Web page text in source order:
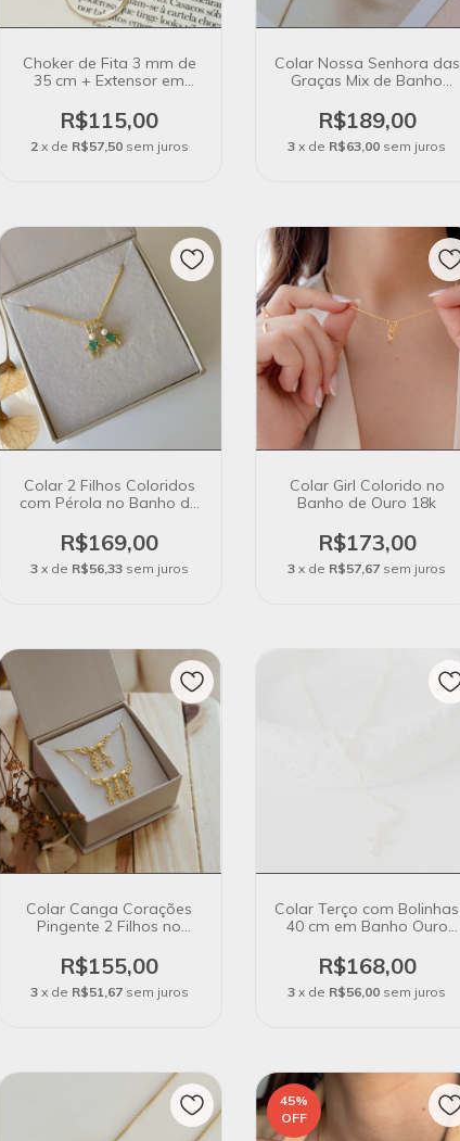
Choker de Fita 3 mm de
35 cm + Extensor em
R$115,00
2 x de R$57,50 sem juros
Colar Nossa Senhora das
Graças Mix de Banho
R$189,00
3 x de R$63,00 sem juros
Colar 2 Filhos Coloridos
com Pérola no Banho de
R$169,00
3 x de R$56,33 sem juros
Colar Girl Colorido no
Banho de Ouro 18k
R$173,00
3 x de R$57,67 sem juros
Colar Canga Corações
Pingente 2 Filhos no
R$155,00
3 x de R$51,67 sem juros
Colar Terço com Bolinhas
40 cm em Banho Ouro
R$168,00
3 x de R$56,00 sem juros
45%
OFF